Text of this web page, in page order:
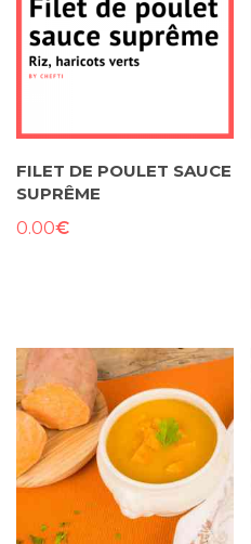
FILET DE POULET SAUCE
SUPRÊME
0.00€